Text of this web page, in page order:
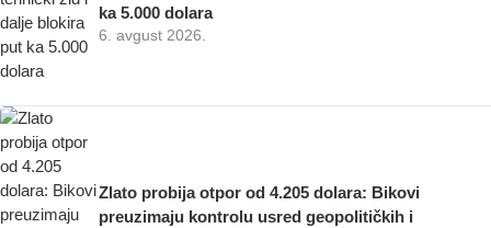
ka 5.000 dolara
6. avgust 2026.
Zlato probija otpor od 4.205 dolara: Bikovi
preuzimaju kontrolu usred geopolitičkih i